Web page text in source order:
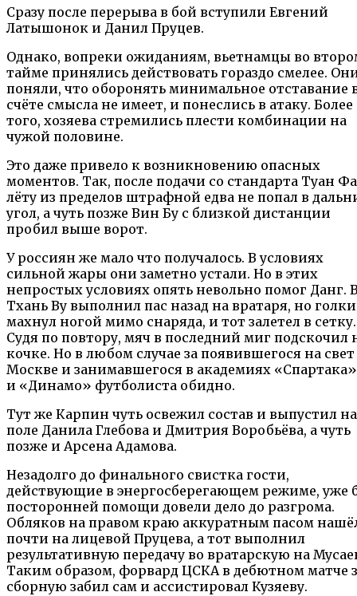
Сразу после перерыва в бой вступили Евгений
Латышонок и Данил Пруцев.
Однако, вопреки ожиданиям, вьетнамцы во
тайме принялись действовать гораздо смелее.
поняли, что оборонять минимальное отставание
счёте смысла не имеет, и понеслись в атаку. Более
того, хозяева стремились плести комбинации на
чужой половине.
Это даже привело к возникновению опасных
моментов. Так, после подачи со стандарта Туан
лёту из пределов штрафной едва не попал в
угол, а чуть позже Вин Бу с близкой дистанции
пробил выше ворот.
У россиян же мало что получалось. В условиях
сильной жары они заметно устали. Но в этих
непростых условиях опять невольно помог Данг.
Тхань Ву выполнил пас назад на вратаря, но
махнул ногой мимо снаряда, и тот залетел в сетку.
Судя по повтору, мяч в последний миг подскочил
кочке. Но в любом случае за появившегося на свет
Москве и занимавшегося в академиях «Спартака»
и «Динамо» футболиста обидно.
Тут же Карпин чуть освежил состав и выпустил на
поле Данила Глебова и Дмитрия Воробьёва, а чуть
позже и Арсена Адамова.
Незадолго до финального свистка гости,
действующие в энергосберегающем режиме, уже
посторонней помощи довели дело до разгрома.
Обляков на правом краю аккуратным пасом
почти на лицевой Пруцева, а тот выполнил
результативную передачу во вратарскую на
Таким образом, форвард ЦСКА в дебютном матче
сборную забил сам и ассистировал Кузяеву.